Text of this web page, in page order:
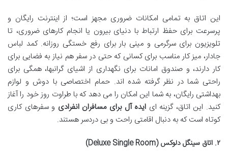
این اتاق به تمامی امکانات ضروری مجهز است؛ از اینترنت رایگان و
پرسرعت برای حفظ ارتباط با دنیای بیرون یا انجام کارهای ضروری، تا
تلویزیون برای سرگرمی و مینی بار برای رفع خستگی روزانه. کمد لباس
جادار، میز کار مناسب برای کسانی که حتی در سفر هم نیاز به فضایی برای
کار دارند، و صندوق امانات برای نگهداری از اشیای گرانبها، همگی برای
راحتی شما در نظر گرفته شده اند. حمام اختصاصی با دوش و لوازم
بهداشتی رایگان، به شما این امکان را می دهد که با طراوت روز خود را آغاز
کنید. این اتاق، گزینه ای ایده آل برای مسافران انفرادی و سفرهای کاری
کوتاه است که به دنبال اقامتی راحت و بی دردسر هستند.
۲. اتاق سینگل دلوکس (Deluxe Single Room)